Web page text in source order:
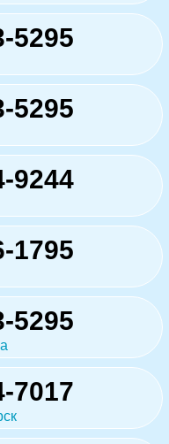
5295
5295
9244
1795
5295
7017